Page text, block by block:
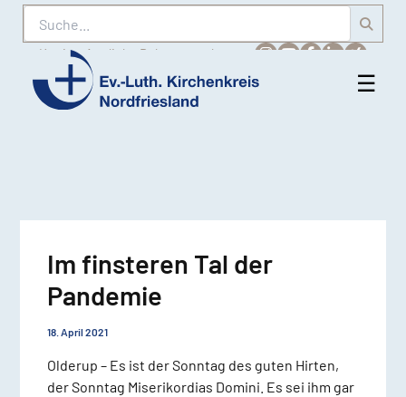
Suche
Karriere Amtliche Bekanntmachungen
Ev.-
☰
Im finsteren Tal der
Pandemie
18. April 2021
Olderup – Es ist der Sonntag des guten Hirten,
der Sonntag Miserikordias Domini. Es sei ihm gar